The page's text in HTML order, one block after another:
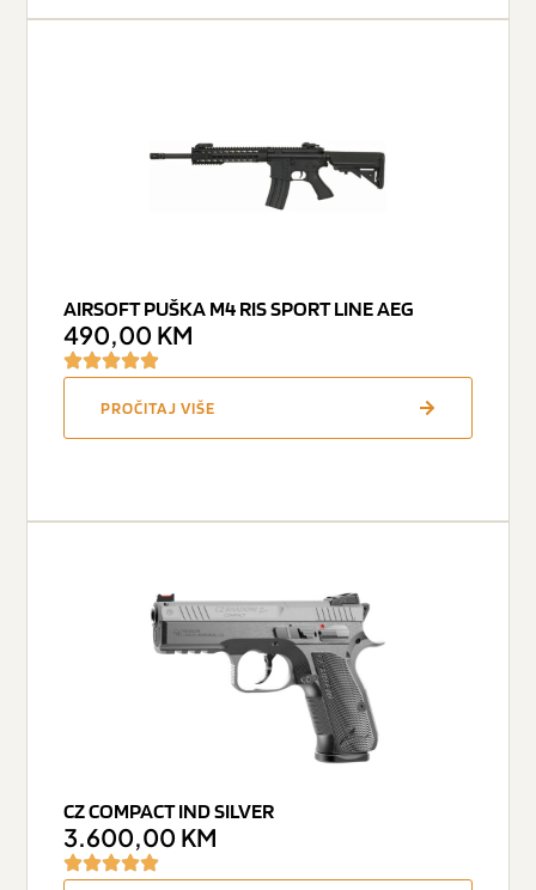
AIRSOFT PUŠKA M4 RIS SPORT LINE AEG
490,00 KM
PROČITAJ VIŠE
CZ COMPACT IND SILVER
3.600,00 KM